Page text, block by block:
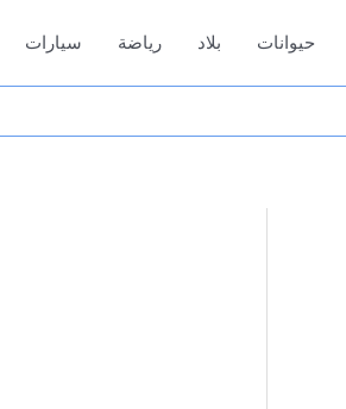
حيوانات بلاد رياضة سيارات